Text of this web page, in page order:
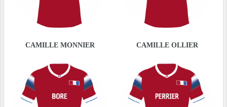
CAMILLE MONNIER CAMILLE OLLIER